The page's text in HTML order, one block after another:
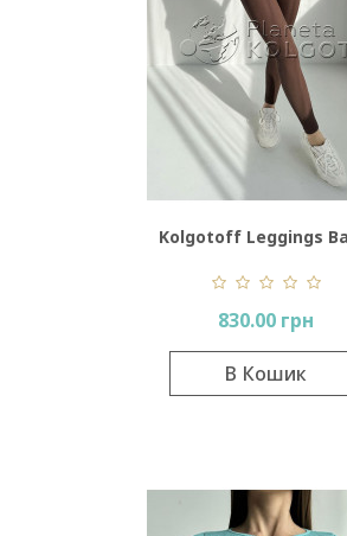
Kolgotoff Leggings
Ribbed
830.00 грн
В Кошик